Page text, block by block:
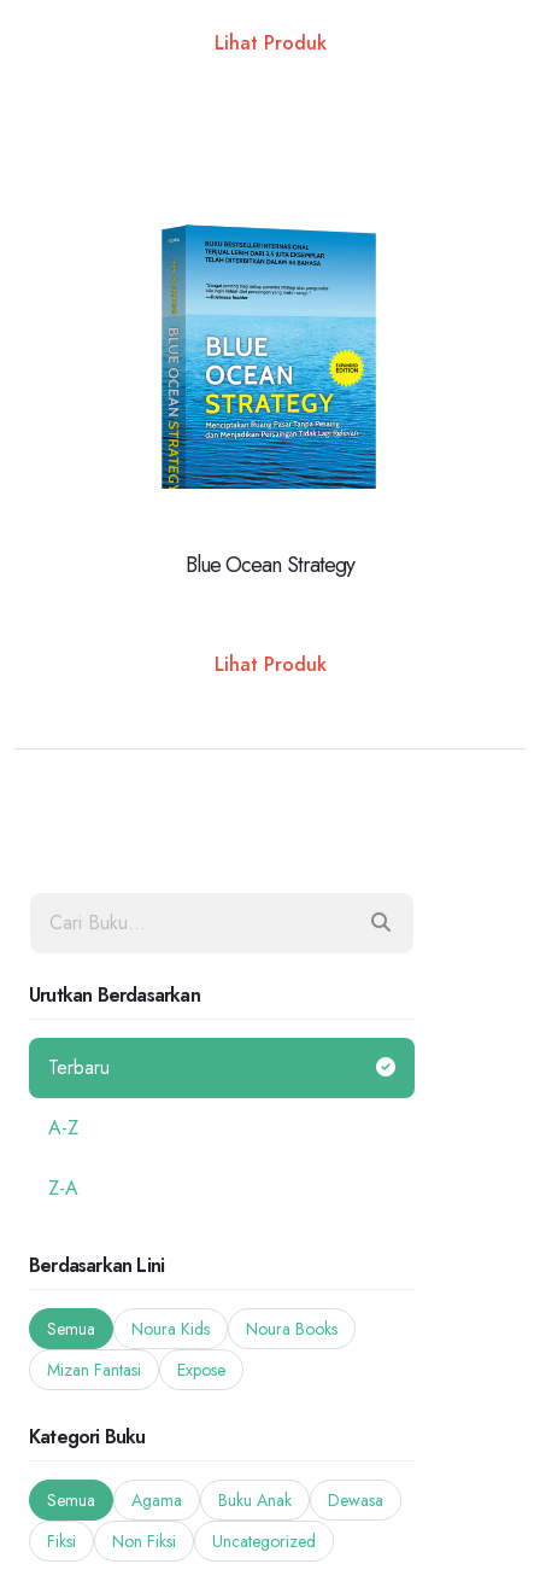
Lihat Produk
Blue Ocean Strategy
Lihat Produk
Urutkan Berdasarkan
Terbaru
A-Z
Z-A
Berdasarkan Lini
Semua Noura Kids
Noura Books
Mizan Fantasi
Expose
Kategori Buku
Semua Agama Buku Anak
Dewasa
Fiksi
Non Fiksi Uncategorized